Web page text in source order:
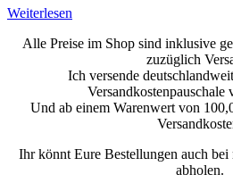
Weiterlesen
Alle Preise im Shop sind inklusive
zuzüglich
Ich versende
Versandkostenpauschale
Und ab einem Warenwert von
Ihr könnt Eure Bestellungen auch bei
abholen.